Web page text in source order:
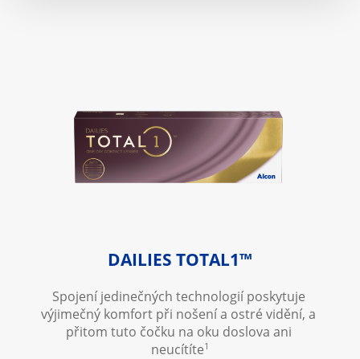
DAILIES TOTAL1™
Spojení jedinečných technologií poskytuje
výjimečný komfort při nošení a ostré vidění, a
přitom tuto čočku na oku doslova ani
neucítíte1